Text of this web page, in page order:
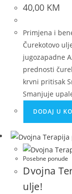
40,00 KM
Primjena i
Čurekotovo
jugozapadne
prednosti
krvni pritisak
Smanjuje
DODAJ U
Posebne ponude
Dvojna
ulje!